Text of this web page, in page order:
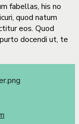
fabellas, his no
quod natum
eos. Quod
docendi ut, te